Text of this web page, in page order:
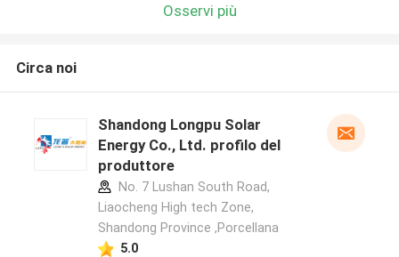
Osservi più
Circa noi
Shandong Longpu Solar
Energy Co., Ltd. profilo del
produttore
No. 7 Lushan South Road,
Liaocheng High tech Zone,
Shandong Province ,Porcellana
5.0